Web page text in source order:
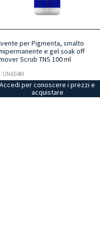
per Pigmenta, smalto
e gel soak off
Scrub TNS 100 ml
UN604M
Accedi per conoscere i prezzi e
acquistare